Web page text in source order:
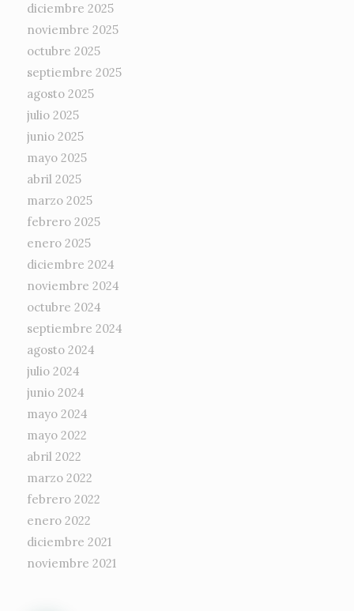
diciembre 2025
noviembre 2025
octubre 2025
septiembre 2025
agosto 2025
julio 2025
junio 2025
mayo 2025
abril 2025
marzo 2025
febrero 2025
enero 2025
diciembre 2024
noviembre 2024
octubre 2024
septiembre 2024
agosto 2024
julio 2024
junio 2024
mayo 2024
mayo 2022
abril 2022
marzo 2022
febrero 2022
enero 2022
diciembre 2021
noviembre 2021